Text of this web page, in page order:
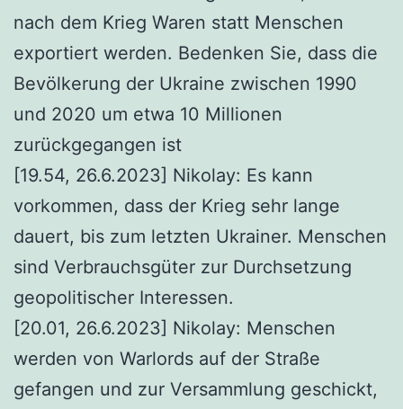
nach dem Krieg Waren statt Menschen
exportiert werden. Bedenken Sie, dass die
Bevölkerung der Ukraine zwischen 1990
und 2020 um etwa 10 Millionen
zurückgegangen ist
[19.54, 26.6.2023] Nikolay: Es kann
vorkommen, dass der Krieg sehr lange
dauert, bis zum letzten Ukrainer. Menschen
sind Verbrauchsgüter zur Durchsetzung
geopolitischer Interessen.
[20.01, 26.6.2023] Nikolay: Menschen
werden von Warlords auf der Straße
gefangen und zur Versammlung geschickt,